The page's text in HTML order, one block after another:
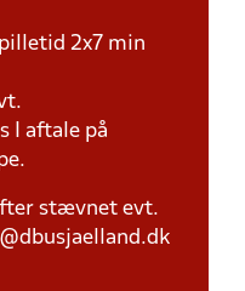
2x7 min
I aftale på
stævnet evt.